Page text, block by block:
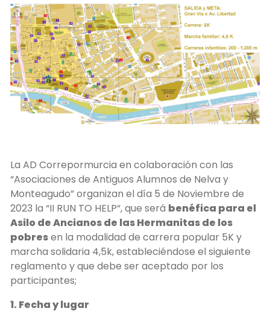
La AD Correpormurcia en colaboración con las
“Asociaciones de Antiguos Alumnos de Nelva y
Monteagudo” organizan el día 5 de Noviembre de
2023 la “II RUN TO HELP“, que será benéfica para el
Asilo de Ancianos de las Hermanitas de los
pobresen la modalidad de carrera popular 5K y
marcha solidaria 4,5k, estableciéndose el siguiente
reglamento y que debe ser aceptado por los
participantes;
1. Fecha y lugar